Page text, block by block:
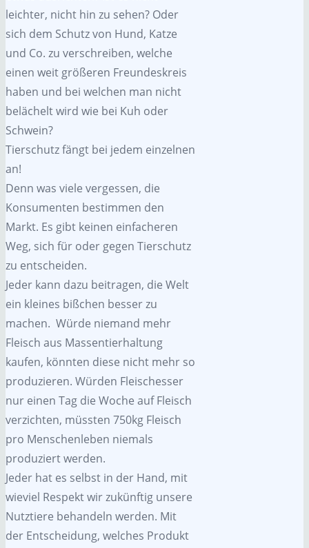
leichter, nicht hin zu sehen? Oder
sich dem Schutz von Hund, Katze
und Co. zu verschreiben, welche
einen weit größeren Freundeskreis
haben und bei welchen man nicht
belächelt wird wie bei Kuh oder
Schwein?
Tierschutz fängt bei jedem einzelnen
an!
Denn was viele vergessen, die
Konsumenten bestimmen den
Markt. Es gibt keinen einfacheren
Weg, sich für oder gegen Tierschutz
zu entscheiden.
Jeder kann dazu beitragen, die Welt
ein kleines bißchen besser zu
machen. Würde niemand mehr
Fleisch aus Massentierhaltung
kaufen, könnten diese nicht mehr so
produzieren. Würden Fleischesser
nur einen Tag die Woche auf Fleisch
verzichten, müssten 750kg Fleisch
pro Menschenleben niemals
produziert werden.
Jeder hat es selbst in der Hand, mit
wieviel Respekt wir zukünftig unsere
Nutztiere behandeln werden. Mit
der Entscheidung, welches Produkt